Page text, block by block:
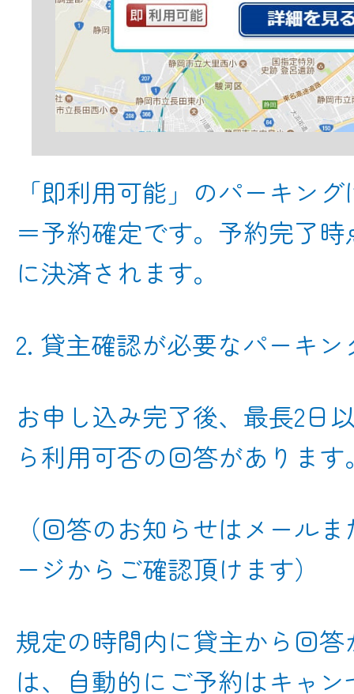
「即利用可能」のパーキン
＝予約確定です。予約完了
に決済されます。
2. 貸主確認が必要なパーキン
お申し込み完了後、最長2日
ら利用可否の回答があります
（回答のお知らせはメール
ージからご確認頂けます）
規定の時間内に貸主から回
は、自動的にご予約はキャ